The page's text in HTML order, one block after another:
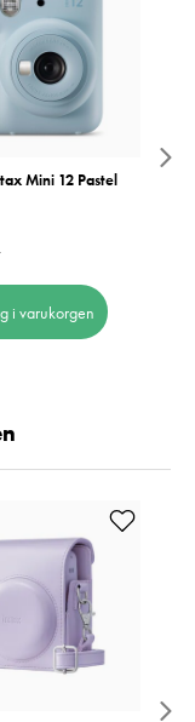
Mini 12 Pastel
i varukorgen